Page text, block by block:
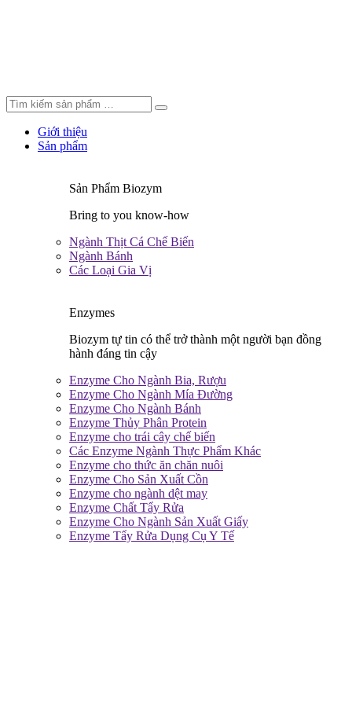
Giới thiệu
Sản phẩm
Sản Phẩm Biozym
Bring to you know-how
Ngành Thịt Cá Chế Biến
Ngành Bánh
Các Loại Gia Vị
Enzymes
Biozym tự tin có thể trở thành một người bạn đồng
hành đáng tin cậy
Enzyme Cho Ngành Bia, Rượu
Enzyme Cho Ngành Mía Đường
Enzyme Cho Ngành Bánh
Enzyme Thủy Phân Protein
Enzyme cho trái cây chế biến
Các Enzyme Ngành Thực Phẩm Khác
Enzyme cho thức ăn chăn nuôi
Enzyme Cho Sản Xuất Cồn
Enzyme cho ngành dệt may
Enzyme Chất Tẩy Rửa
Enzyme Cho Ngành Sản Xuất Giấy
Enzyme Tẩy Rửa Dụng Cụ Y Tế